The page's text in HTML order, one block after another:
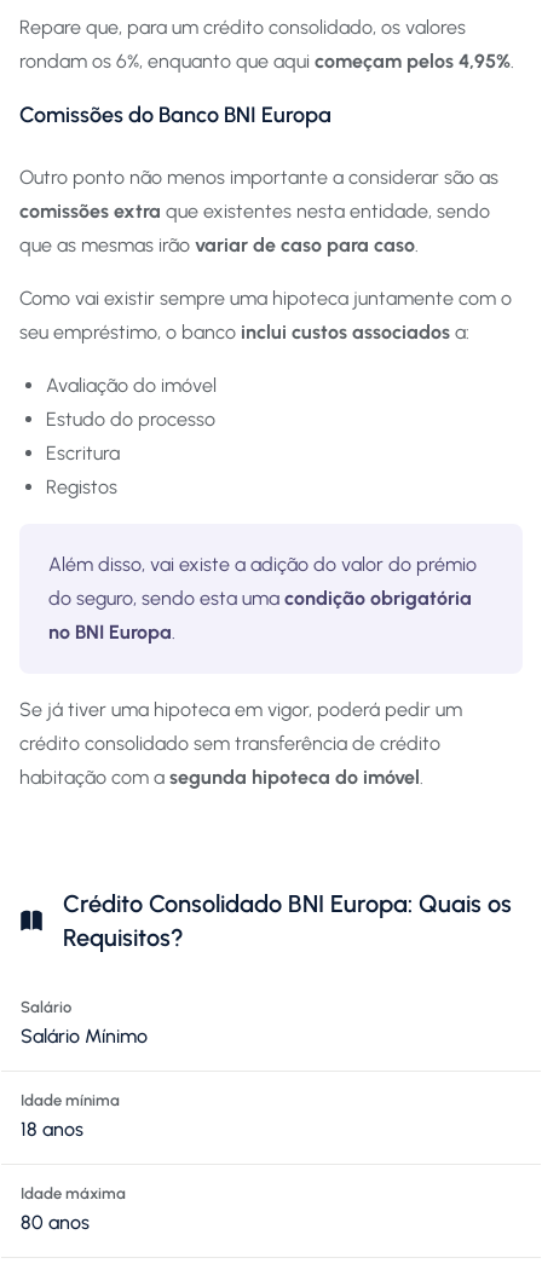
Repare que, para um crédito consolidado, os valores
rondam os 6%, enquanto que aqui começam pelos 4,95%
Comissões do Banco BNI Europa
Outro ponto não menos importante a considerar são as
comissões extra que existentes nesta entidade, sendo
que as mesmas irão variar de caso para caso
Como vai existir sempre uma hipoteca juntamente com o
seu empréstimo, o banco inclui custos associados a:
Avaliação do imóvel
Estudo do processo
Escritura
Registos
Além disso, vai existe a adição do valor do prémio
do seguro, sendo esta uma condição obrigatória
no BNI Europa
Se já tiver uma hipoteca em vigor, poderá pedir um
crédito consolidado sem transferência de crédito
habitação com a segunda hipoteca do imóvel
Crédito Consolidado BNI Europa: Quais os
Requisitos?
Salário
Salário Mínimo
Idade mínima
18 anos
Idade máxima
80 anos